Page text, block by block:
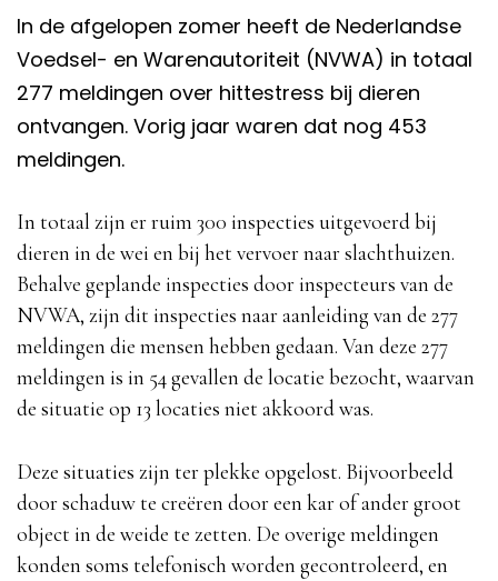
In de afgelopen zomer heeft de Nederlandse
Voedsel- en Warenautoriteit (NVWA) in totaal
277 meldingen over hittestress bij dieren
ontvangen. Vorig jaar waren dat nog 453
meldingen.
In totaal zijn er ruim 300 inspecties uitgevoerd bij
dieren in de wei en bij het vervoer naar slachthuizen.
Behalve geplande inspecties door inspecteurs van de
NVWA, zijn dit inspecties naar aanleiding van de 277
meldingen die mensen hebben gedaan. Van deze 277
meldingen is in 54 gevallen de locatie bezocht, waarvan
de situatie op 13 locaties niet akkoord was.
Deze situaties zijn ter plekke opgelost. Bijvoorbeeld
door schaduw te creëren door een kar of ander groot
object in de weide te zetten. De overige meldingen
konden soms telefonisch worden gecontroleerd, en